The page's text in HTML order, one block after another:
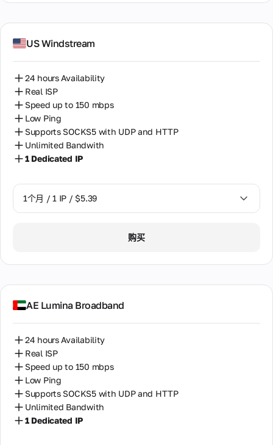
US Windstream
24 hours Availability
Real ISP
Speed up to 150 mbps
Low Ping
Supports SOCKS5 with UDP and HTTP
Unlimited Bandwith
1 Dedicated IP
1个月 / 1 IP / $5.39
购买
AE Lumina Broadband
24 hours Availability
Real ISP
Speed up to 150 mbps
Low Ping
Supports SOCKS5 with UDP and HTTP
Unlimited Bandwith
1 Dedicated IP